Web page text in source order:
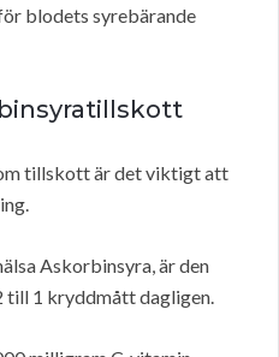
blodets syrebärande
tillskott är det viktigt att
Askorbinsyra, är den
till 1 kryddmått dagligen.